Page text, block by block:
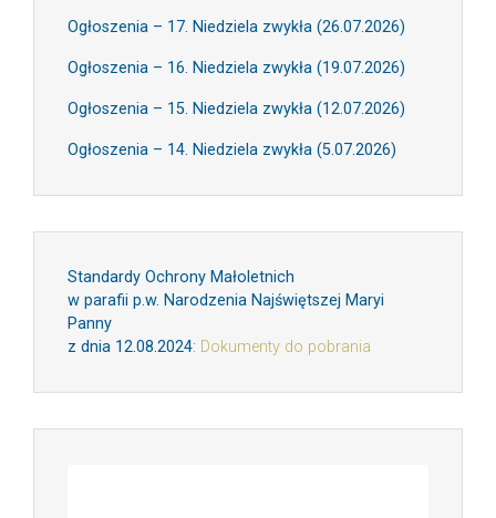
Ogłoszenia – 17. Niedziela zwykła (26.07.2026)
Ogłoszenia – 16. Niedziela zwykła (19.07.2026)
Ogłoszenia – 15. Niedziela zwykła (12.07.2026)
Ogłoszenia – 14. Niedziela zwykła (5.07.2026)
Standardy Ochrony Małoletnich
w parafii p.w. Narodzenia Najświętszej Maryi
Panny
z dnia 12.08.2024: Dokumenty do pobrania